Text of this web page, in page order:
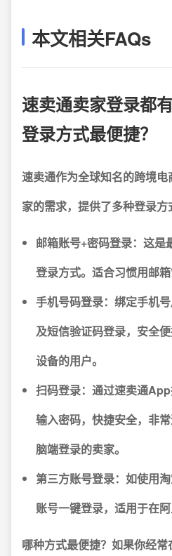
本文相关FAQs
速卖通卖家登录都
登录方式最便捷？
速卖通作为全球知名的跨境
家的需求，提供了多种登录方
邮箱账号+密码登录：这是
登录方式。适合习惯用邮
手机号码登录：绑定手机
及短信验证码登录，安全
设备的用户。
扫码登录：通过速卖通
输入密码，快捷安全，非
脑端登录的卖家。
第三方账号登录：如使用
账号一键登录，适用于在
哪种方式最便捷？ 如果你经常